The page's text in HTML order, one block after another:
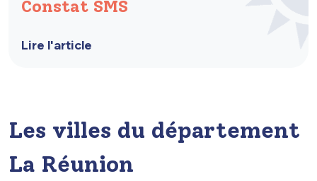
Constat SMS
Lire l'article
Les villes du département
La Réunion